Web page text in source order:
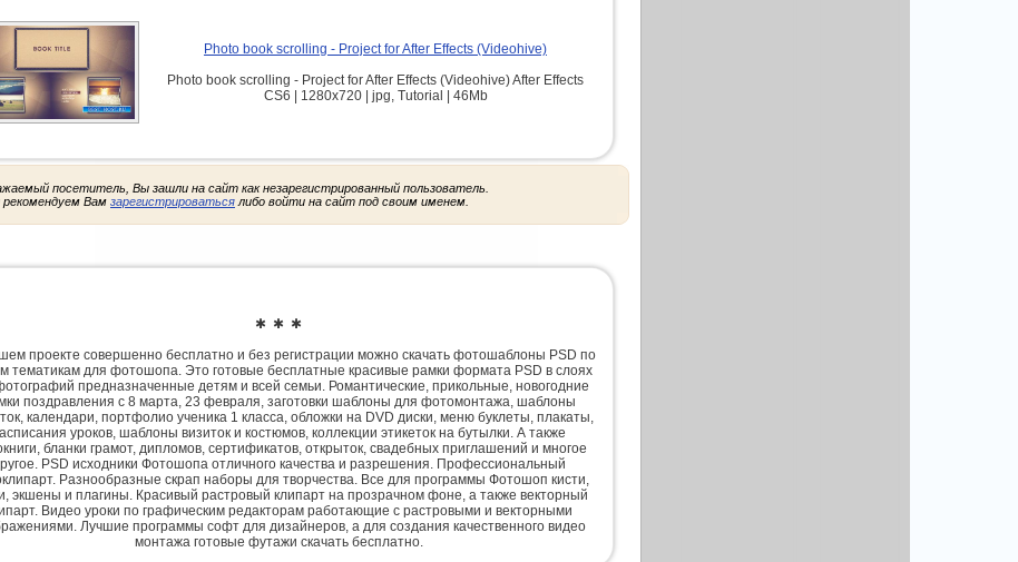
Photo book scrolling - Project for After Effects (Videohive)
Photo book scrolling - Project for After Effects (Videohive) After Effects
CS6 | 1280x720 | jpg, Tutorial | 46Mb
посетитель, Вы зашли на сайт как незарегистрированный пользователь.
Вам зарегистрироваться либо войти на сайт под своим именем.
✱ ✱ ✱
проекте совершенно бесплатно и без регистрации можно скачать фотошаблоны PSD по
тематикам для фотошопа. Это готовые бесплатные красивые рамки формата PSD в слоях
предназначенные детям и всей семьи. Романтические, прикольные, новогодние
поздравления с 8 марта, 23 февраля, заготовки шаблоны для фотомонтажа, шаблоны
календари, портфолио ученика 1 класса, обложки на DVD диски, меню буклеты, плакаты,
уроков, шаблоны визиток и костюмов, коллекции этикеток на бутылки. А также
бланки грамот, дипломов, сертификатов, открыток, свадебных приглашений и многое
PSD исходники Фотошопа отличного качества и разрешения. Профессиональный
Разнообразные скрап наборы для творчества. Все для программы Фотошоп кисти,
экшены и плагины. Красивый растровый клипарт на прозрачном фоне, а также векторный
Видео уроки по графическим редакторам работающие с растровыми и векторными
Лучшие программы софт для дизайнеров, а для создания качественного видео
монтажа готовые футажи скачать бесплатно.